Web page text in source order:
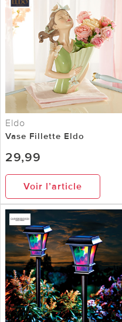
Eldo
Vase Fillette Eldo
29,99
Voir l’article